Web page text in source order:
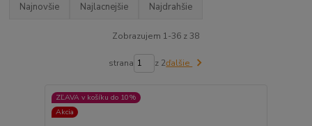
Najnovšie Najlacnejšie Najdrahšie
Zobrazujem 1-36 z 38
strana z 2ďalšie
ZĽAVA v košíku do 10%
Akcia